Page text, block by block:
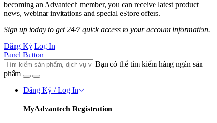
becoming an Advantech member, you can receive latest product
news, webinar invitations and special eStore offers.
Sign up today to get 24/7 quick access to your account information.
Đăng Ký Log In
Panel Button
Bạn có thể tìm kiếm hàng ngàn sản
phẩm
Đăng Ký / Log In
MyAdvantech Registration